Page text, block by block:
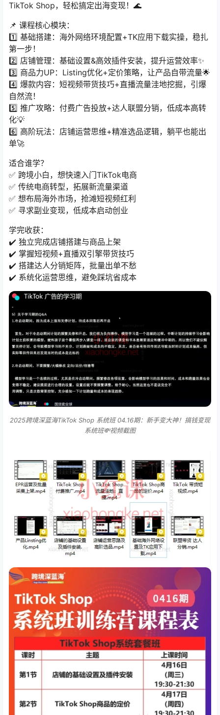
TikTok Shop，轻松搞定出海变现！🌊
📌 课程核心模块：
1️⃣ 基础搭建：海外网络环境配置+TK应用下载实操，稳扎
第一步！
2️⃣ 店铺管理：基础设置&高效插件安装，提升运营效率✨
3️⃣ 商品力UP：Listing优化+定价策略，让产品自带流量🌟
4️⃣ 爆款内容：短视频带货技巧+直播流量洼地挖掘，引爆
自然流！
5️⃣ 推广攻略：付费广告投放+达人联盟分销，低成本高转
化💡
6️⃣ 高阶玩法：店铺运营思维+精准选品逻辑，躺平也能出
单🚀
适合谁学？
✅ 跨境小白，想快速入门TikTok电商
✅ 传统电商转型，拓展新流量渠道
✅ 想布局海外市场，抢滩短视频红利
✅ 寻求副业变现，低成本启动创业
学完收获：
✔️ 独立完成店铺搭建与商品上架
✔️ 掌握短视频+直播双引擎带货技巧
✔️ 搭建达人分销矩阵，批量出单不愁
✔️ 系统化运营思维，避免踩坑省成本
2025跨境深蓝海TikTok Shop 系统班 04.16期：新手变大神！搞钱变现
系统班💸视频截图